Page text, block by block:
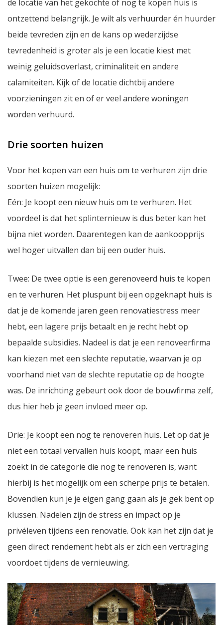
de locatie van het gekochte of nog te kopen huis is
ontzettend belangrijk. Je wilt als verhuurder én huurder
beide tevreden zijn en de kans op wederzijdse
tevredenheid is groter als je een locatie kiest met
weinig geluidsoverlast, criminaliteit en andere
calamiteiten. Kijk of de locatie dichtbij andere
voorzieningen zit en of er veel andere woningen
worden verhuurd.
Drie soorten huizen
Voor het kopen van een huis om te verhuren zijn drie
soorten huizen mogelijk:
Eén: Je koopt een nieuw huis om te verhuren. Het
voordeel is dat het splinternieuw is dus beter kan het
bijna niet worden. Daarentegen kan de aankoopprijs
wel hoger uitvallen dan bij een ouder huis.
Twee: De twee optie is een gerenoveerd huis te kopen
en te verhuren. Het pluspunt bij een opgeknapt huis is
dat je de komende jaren geen renovatiestress meer
hebt, een lagere prijs betaalt en je recht hebt op
bepaalde subsidies. Nadeel is dat je een renoveerfirma
kan kiezen met een slechte reputatie, waarvan je op
voorhand niet van de slechte reputatie op de hoogte
was. De inrichting gebeurt ook door de bouwfirma zelf,
dus hier heb je geen invloed meer op.
Drie: Je koopt een nog te renoveren huis. Let op dat je
niet een totaal vervallen huis koopt, maar een huis
zoekt in de categorie die nog te renoveren is, want
hierbij is het mogelijk om een scherpe prijs te betalen.
Bovendien kun je je eigen gang gaan als je gek bent op
klussen. Nadelen zijn de stress en impact op je
privéleven tijdens een renovatie. Ook kan het zijn dat je
geen direct rendement hebt als er zich een vertraging
voordoet tijdens de vernieuwing.